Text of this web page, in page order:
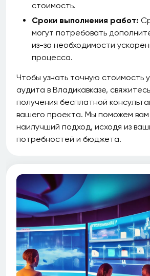
стоимость.
Сроки выполнения работ:
могут потребовать
из-за необходимости
процесса.
Чтобы узнать точную стоимость
аудита в Владикавказе,
получения бесплатной
вашего проекта. Мы поможем
наилучший подход, исходя из
потребностей и бюджета.